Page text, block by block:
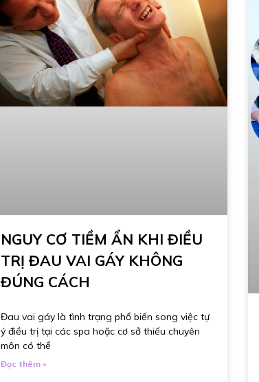
NGUY CƠ TIỀM ẨN KHI ĐIỀU
TRỊ ĐAU VAI GÁY KHÔNG
ĐÚNG CÁCH
Đau vai gáy là tình trạng phổ biến song việc tự
ý điều trị tại các spa hoặc cơ sở thiếu chuyên
môn có thể
Đọc thêm »